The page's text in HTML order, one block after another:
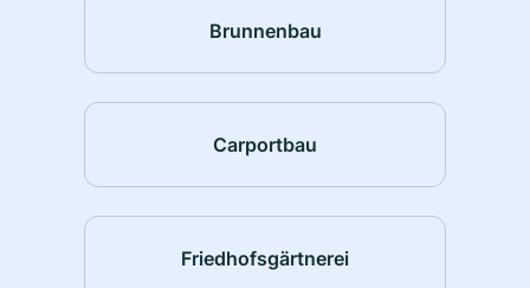
Brunnenbau
Carportbau
Friedhofsgärtnerei